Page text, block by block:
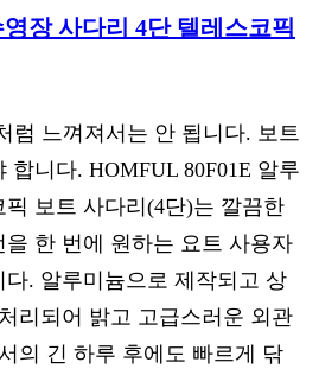
장 사다리 4단 텔레스코픽
럼 느껴져서는 안 됩니다. 보트
합니다. HOMFUL 80F01E 알루
보트 사다리(4단)는 깔끔한
을 한 번에 원하는 요트 사용자
. 알루미늄으로 제작되고 상
리되어 밝고 고급스러운 외관
의 긴 하루 후에도 빠르게 닦